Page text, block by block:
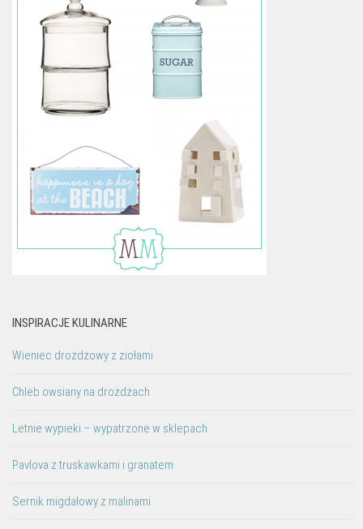
INSPIRACJE KULINARNE
Wieniec drożdżowy z ziołami
Chleb owsiany na drożdżach
Letnie wypieki – wypatrzone w sklepach
Pavlova z truskawkami i granatem
Sernik migdałowy z malinami